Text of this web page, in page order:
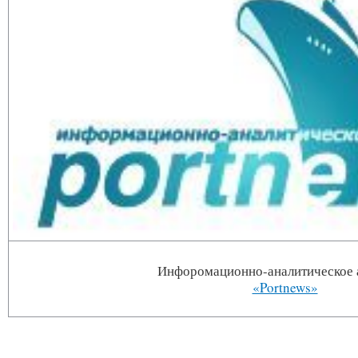
Инфоромационно-аналитическое
«Portnews»